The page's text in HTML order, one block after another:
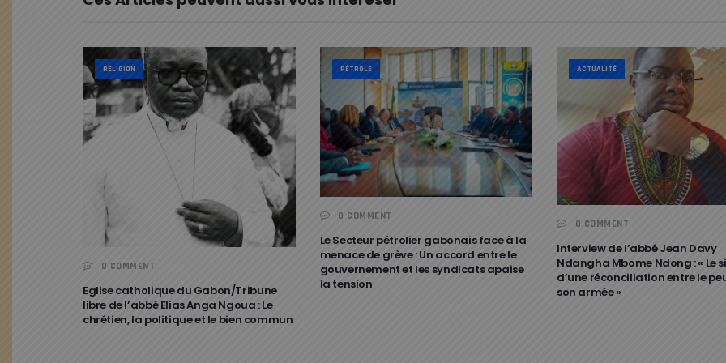
RELIGION
0 COMMENT
Eglise catholique du Gabon/Tribune
libre de l’abbé Elias Anga Ngoua : Le
chrétien, la politique et le bien commun
PÉTROLE
0 COMMENT
Le Secteur pétrolier gabonais face à la
menace de grève : Un accord entre le
gouvernement et les syndicats apaise
la tension
ACTUALITÉ
0 COMMENT
Interview de l’abbé Jean Davy
Ndangha Mbome Ndong : « Le
d’une réconciliation entre le
son armée »